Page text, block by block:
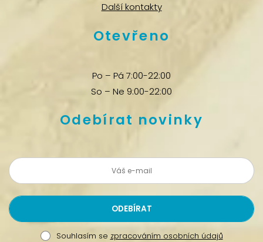
Další kontakty
Otevřeno
Po – Pá 7:00-22:00
So – Ne 9:00-22:00
Odebírat novinky
Souhlasím se zpracováním osobních údajů